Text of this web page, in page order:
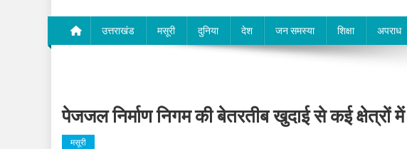
उत्तराखंड मसूरी दुनिया देश जन समस्या शिक्षा अपराध
पेजजल निर्माण निगम की बेतरतीब खुदाई से कई
मसूरी